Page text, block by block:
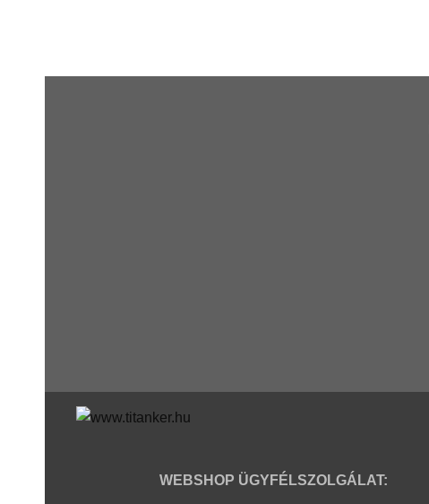
WEBSHOP ÜGYFÉLSZOLGÁLAT: